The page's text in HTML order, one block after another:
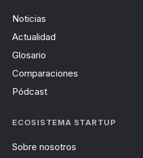
Noticias
Actualidad
Glosario
Comparaciones
Pódcast
ECOSISTEMA STARTUP
Sobre nosotros